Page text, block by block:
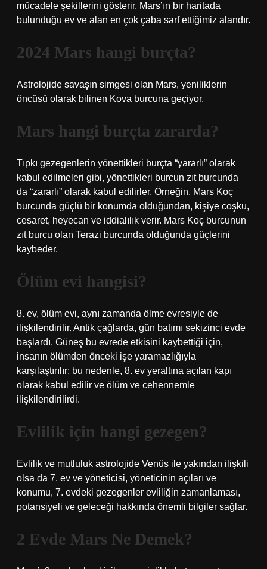
mücadele şekillerini gösterir. Mars’ın bir haritada
bulunduğu ev ve alan en çok çaba sarf ettiğimiz alandır.
2024 Mars hangi burçta?
Astrolojide savaşın simgesi olan Mars, yeniliklerin
öncüsü olarak bilinen Kova burcuna geçiyor.
Mars hangi burçta zararda?
Tıpkı gezegenlerin yönettikleri burçta “yararlı” olarak
kabul edilmeleri gibi, yönettikleri burcun zıt burcunda
da “zararlı” olarak kabul edilirler. Örneğin, Mars Koç
burcunda güçlü bir konumda olduğundan, kişiye coşku,
cesaret, heyecan ve iddialılık verir. Mars Koç burcunun
zıt burcu olan Terazi burcunda olduğunda güçlerini
kaybeder.
Ölüm evi hangisi?
8. ev, ölüm evi, aynı zamanda ölme evresiyle de
ilişkilendirilir. Antik çağlarda, gün batımı sekizinci evde
başlardı. Güneş bu evrede etkisini kaybettiği için,
insanın ölümden önceki işe yaramazlığıyla
karşılaştırılır; bu nedenle, 8. ev yeraltına açılan kapı
olarak kabul edilir ve ölüm ve cehennemle
ilişkilendirilirdi.
Evlilik için hangi gezegen?
Evlilik ve mutluluk astrolojide Venüs ile yakından ilişkili
olsa da 7. ev ve yöneticisi, yöneticinin açıları ve
konumu, 7. evdeki gezegenler evliliğin zamanlaması,
potansiyeli ve geleceği hakkında önemli bilgiler sağlar.
2 Evde Mars Ne Demek?